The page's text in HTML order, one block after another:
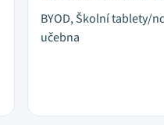
BYOD, Školní tablety/
učebna